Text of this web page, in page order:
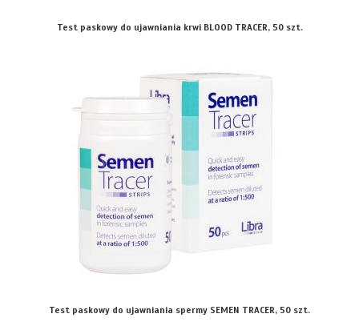
Test paskowy do ujawniania krwi BLOOD TRACER, 50 szt.
Test paskowy do ujawniania spermy SEMEN TRACER, 50 szt.